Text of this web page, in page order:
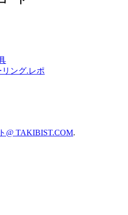
ング.レポ
@ TAKIBIST.COM.